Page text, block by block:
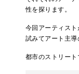
性を探ります。
今回アーティス
試みてアート主
都市のストリー